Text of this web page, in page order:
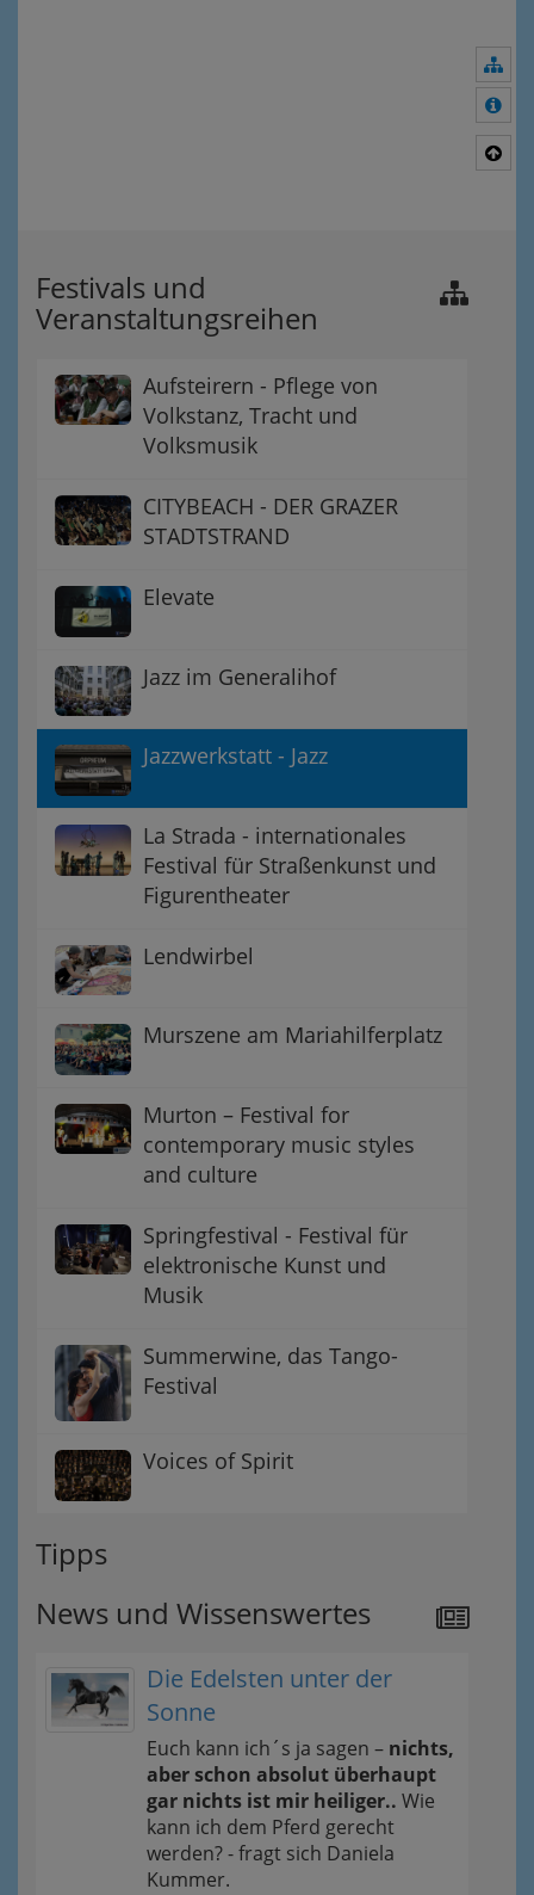
Festivals und
Veranstaltungsreihen
Aufsteirern - Pflege von
Volkstanz, Tracht und
Volksmusik
CITYBEACH - DER GRAZER
STADTSTRAND
Elevate
Jazz im Generalihof
Jazzwerkstatt - Jazz
La Strada - internationales
Festival für Straßenkunst und
Figurentheater
Lendwirbel
Murszene am Mariahilferplatz
Murton – Festival for
contemporary music styles
and culture
Springfestival - Festival für
elektronische Kunst und
Musik
Summerwine, das Tango-
Festival
Voices of Spirit
Tipps
News und Wissenswertes
Die Edelsten unter der
Sonne
Euch kann ich´s ja sagen – nichts,
aber schon absolut überhaupt
gar nichts ist mir heiliger.. Wie
kann ich dem Pferd gerecht
werden? - fragt sich Daniela
Kummer.